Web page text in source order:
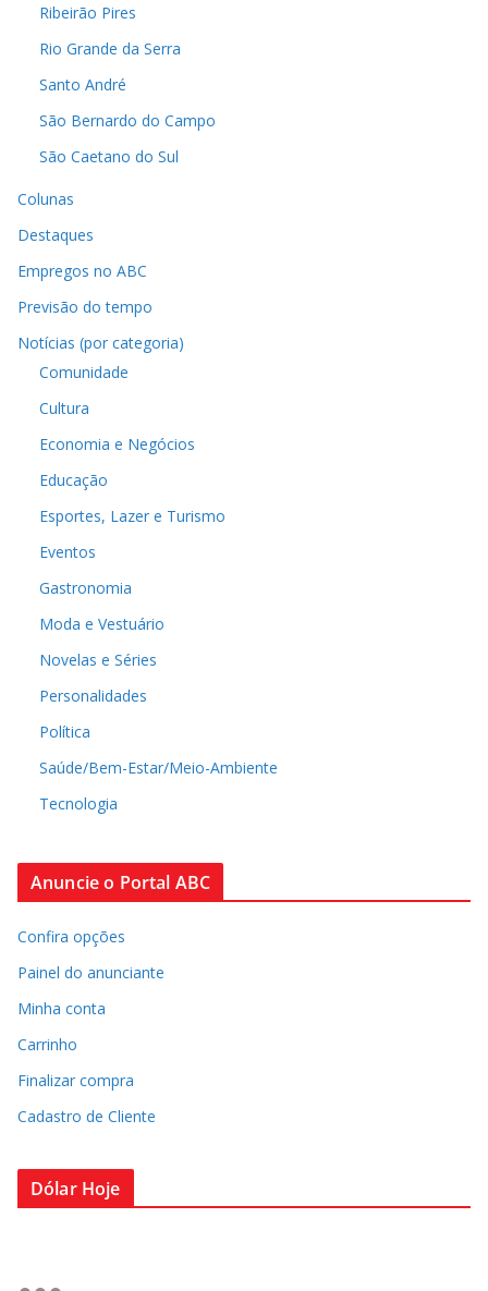
Ribeirão Pires
Rio Grande da Serra
Santo André
São Bernardo do Campo
São Caetano do Sul
Colunas
Destaques
Empregos no ABC
Previsão do tempo
Notícias (por categoria)
Comunidade
Cultura
Economia e Negócios
Educação
Esportes, Lazer e Turismo
Eventos
Gastronomia
Moda e Vestuário
Novelas e Séries
Personalidades
Política
Saúde/Bem-Estar/Meio-Ambiente
Tecnologia
Anuncie o Portal ABC
Confira opções
Painel do anunciante
Minha conta
Carrinho
Finalizar compra
Cadastro de Cliente
Dólar Hoje